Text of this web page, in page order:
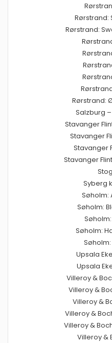
Rørstrand:
Rørstrand:
Rørstrand:
Salzburg
Stavanger
Stavanger
Stavanger
Stavanger
Syberg
Søholm:
Søholm:
Søholm:
Upsala
Upsala
Villeroy &
Villeroy &
Villeroy &
Villeroy &
Villeroy &
Villeroy &